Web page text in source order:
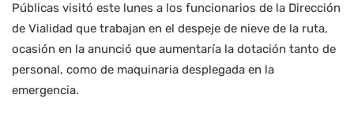
Públicas visitó este lunes a los funcionarios de la Dirección
de Vialidad que trabajan en el despeje de nieve de la ruta,
ocasión en la anunció que aumentaría la dotación tanto de
personal, como de maquinaria desplegada en la
emergencia.